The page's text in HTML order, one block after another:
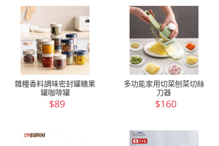
雜糧香料調味密封罐糖果
罐咖啡罐
$89
多功能家用切菜刨菜切絲
刀器
$160